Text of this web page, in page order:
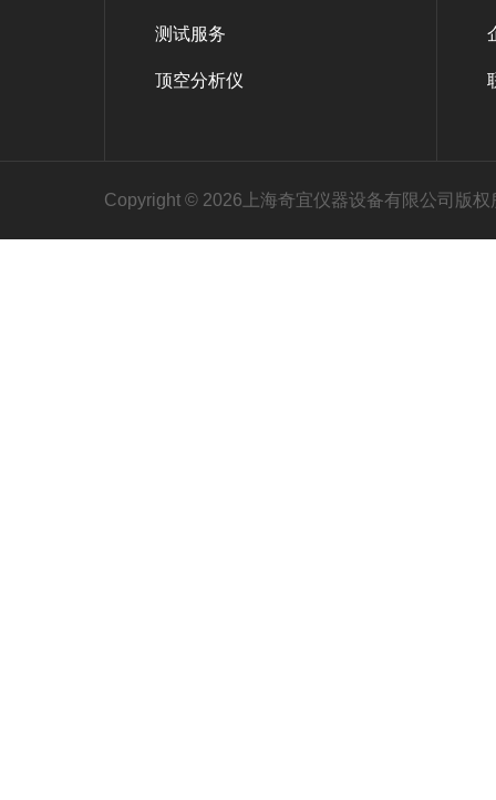
测试服务
顶空分析仪
Copyright © 2026上海奇宜仪器设备有限公司版